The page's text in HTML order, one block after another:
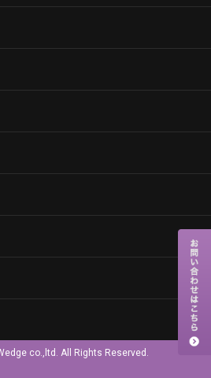
co.,ltd. All Rights Reserved.